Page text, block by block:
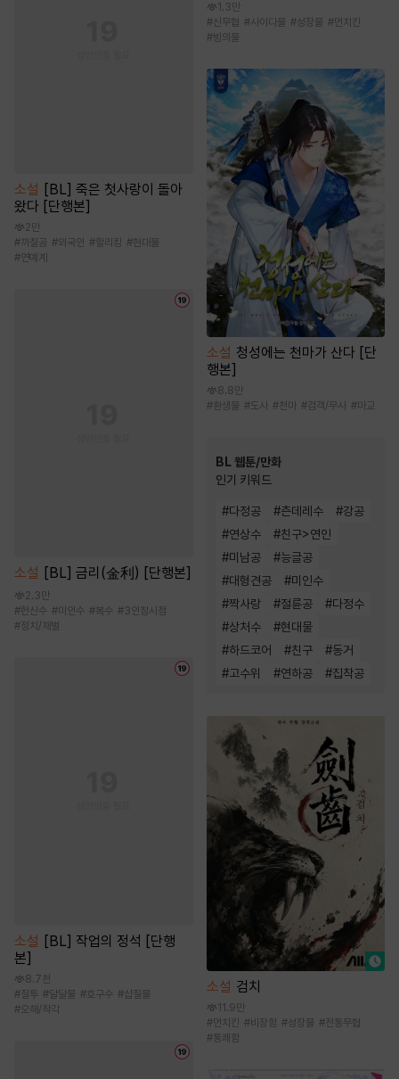
소설
[BL] 죽은 첫사랑이 돌아
왔다 [단행본]
2만
#까칠공 #외국인 # 할리킹 #현대물
#연예계
소설 [BL] 금리(金利) [단행본]
2.3만
#헌신수 #미인수 #복수 #3인칭시점
#정치/재벌
소설 [BL] 작업의 정석 [단행
본]
8.7천
#질투 #달달물 #호구수 #삽질물
#오해/착각
1.3만
#신무협 #사이다물 #성장물 #먼치킨
#빙의물
소설 청성에는 천마가 산다 [단
행본]
8.8만
#환생물 #도사 #천마 #검객/무사 #마교
BL 웹툰/만화
인기 키워드
#다정공 #츤데레수 #강공
#연상수 #친구>연인
#미남공 #능글공
#대형견공 #미인수
#짝사랑 #절륜공 #다정수
#상처수 #현대물
#하드코어 #친구 #동거
#고수위 #연하공 #집착공
소설 검치
11.9만
#먼치킨 #비장함 #성장물 #전통무협
#통쾌함